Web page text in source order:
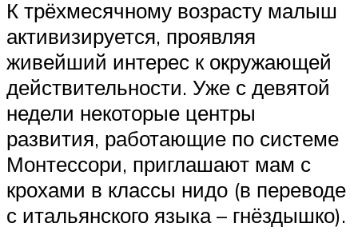
К трёхмесячному возрасту малыш
активизируется, проявляя
живейший интерес к окружающей
действительности. Уже с девятой
недели некоторые центры
развития, работающие по системе
Монтессори, приглашают мам с
крохами в классы нидо (в переводе
с итальянского языка – гнёздышко).